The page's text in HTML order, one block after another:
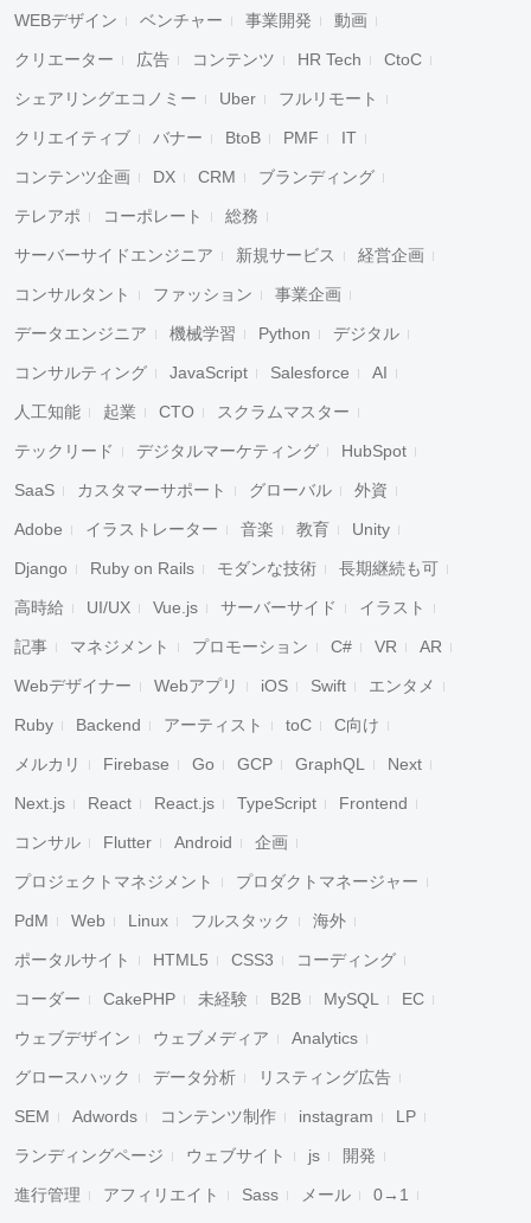
WEBデザイン ベンチャー 事業開発 動画
クリエーター 広告 コンテンツ HR Tech CtoC
シェアリングエコノミー Uber フルリモート
クリエイティブ バナー BtoB PMF IT
コンテンツ企画 DX CRM ブランディング
テレアポ コーポレート 総務
サーバーサイドエンジニア 新規サービス 経営企画
コンサルタント ファッション 事業企画
データエンジニア 機械学習 Python デジタル
コンサルティング JavaScript Salesforce AI
人工知能 起業 CTO スクラムマスター
テックリード デジタルマーケティング HubSpot
SaaS カスタマーサポート グローバル 外資
Adobe イラストレーター 音楽 教育 Unity
Django Ruby on Rails モダンな技術 長期継続も可
高時給 UI/UX Vue.js サーバーサイド イラスト
記事 マネジメント プロモーション C# VR AR
Webデザイナー Webアプリ iOS Swift エンタメ
Ruby Backend アーティスト toC C向け
メルカリ Firebase Go GCP GraphQL Next
Next.js React React.js TypeScript Frontend
コンサル Flutter Android 企画
プロジェクトマネジメント プロダクトマネージャー
PdM Web Linux フルスタック 海外
ポータルサイト HTML5 CSS3 コーディング
コーダー CakePHP 未経験 B2B MySQL EC
ウェブデザイン ウェブメディア Analytics
グロースハック データ分析 リスティング広告
SEM Adwords コンテンツ制作 instagram LP
ランディングページ ウェブサイト js 開発
進行管理 アフィリエイト Sass メール 0→1